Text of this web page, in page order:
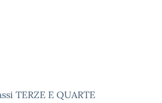
TERZE E QUARTE